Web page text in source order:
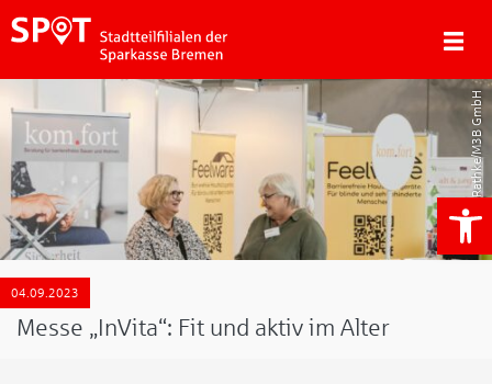
Jan Rathke/M3B GmbH
04.09.2023
Messe „InVita“: Fit und aktiv im Alter